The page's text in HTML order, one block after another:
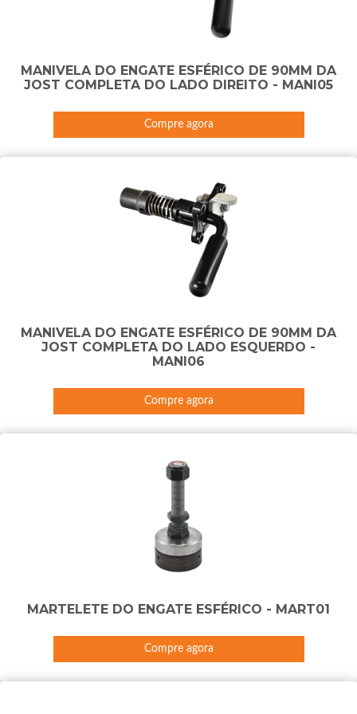
MANIVELA DO ENGATE ESFÉRICO DE 90MM DA
JOST COMPLETA DO LADO DIREITO - MANI05
Compre agora
MANIVELA DO ENGATE ESFÉRICO DE 90MM DA
JOST COMPLETA DO LADO ESQUERDO -
MANI06
Compre agora
MARTELETE DO ENGATE ESFÉRICO - MART01
Compre agora